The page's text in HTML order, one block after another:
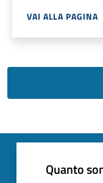
VAI ALLA PAGINA
Quanto